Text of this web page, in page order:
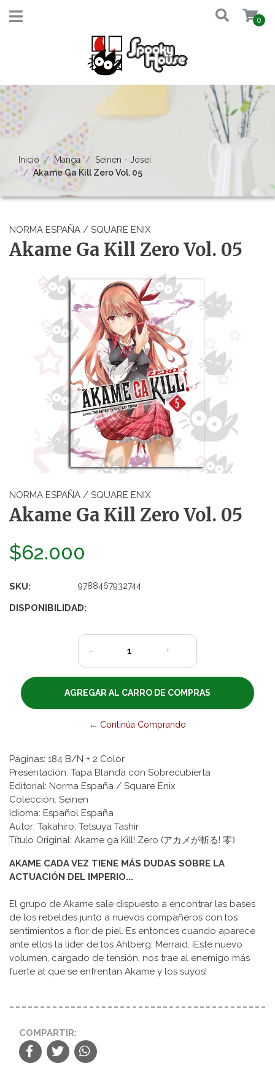
0
Inicio Manga
Seinen - Josei
Akame Ga Kill Zero Vol. 05
NORMA ESPAÑA / SQUARE ENIX
Akame Ga Kill Zero Vol. 05
NORMA ESPAÑA / SQUARE ENIX
Akame Ga Kill Zero Vol. 05
$62.000
SKU: 9788467932744
DISPONIBILIDAD:
1
- +
← Continúa Comprando
Páginas: 184 B/N + 2 Color
Presentación: Tapa Blanda con Sobrecubierta
Editorial: Norma España / Square Enix
Colección: Seinen
Idioma: Español España
Autor: Takahiro, Tetsuya Tashir
Título Original: Akame ga Kill! Zero (アカメが斬る! 零)
AKAME CADA VEZ TIENE MÁS DUDAS SOBRE LA
ACTUACIÓN DEL IMPERIO...
El grupo de Akame sale dispuesto a encontrar las bases
de los rebeldes junto a nuevos compañeros con los
sentimientos a flor de piel. Es entonces cuando aparece
ante ellos la líder de los Ahlberg: Merraid. ¡Este nuevo
volumen, cargado de tensión, nos trae al enemigo más
fuerte al que se enfrentan Akame y los suyos!
COMPARTIR: